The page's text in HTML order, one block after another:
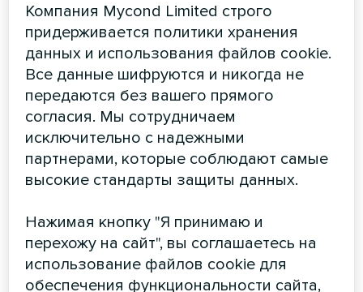
Термостат для теплого пола
Элегантный дизайн подойдет к современным
интерьерам. Благодаря контрастному дисплею вы
можете легко настроить климат как днем, так и
ночью. Термостат регулирует водяной или
Компания Mycond Limited строго
придерживается политики хранения
данных и использования файлов cookie.
Все данные шифруются и никогда не
передаются без вашего прямого
согласия. Мы сотрудничаем
исключительно с надежными
партнерами, которые соблюдают самые
высокие стандарты защиты данных.
Нажимая кнопку "Я принимаю и
перехожу на сайт", вы соглашаетесь на
использование файлов cookie для
обеспечения функциональности сайта,